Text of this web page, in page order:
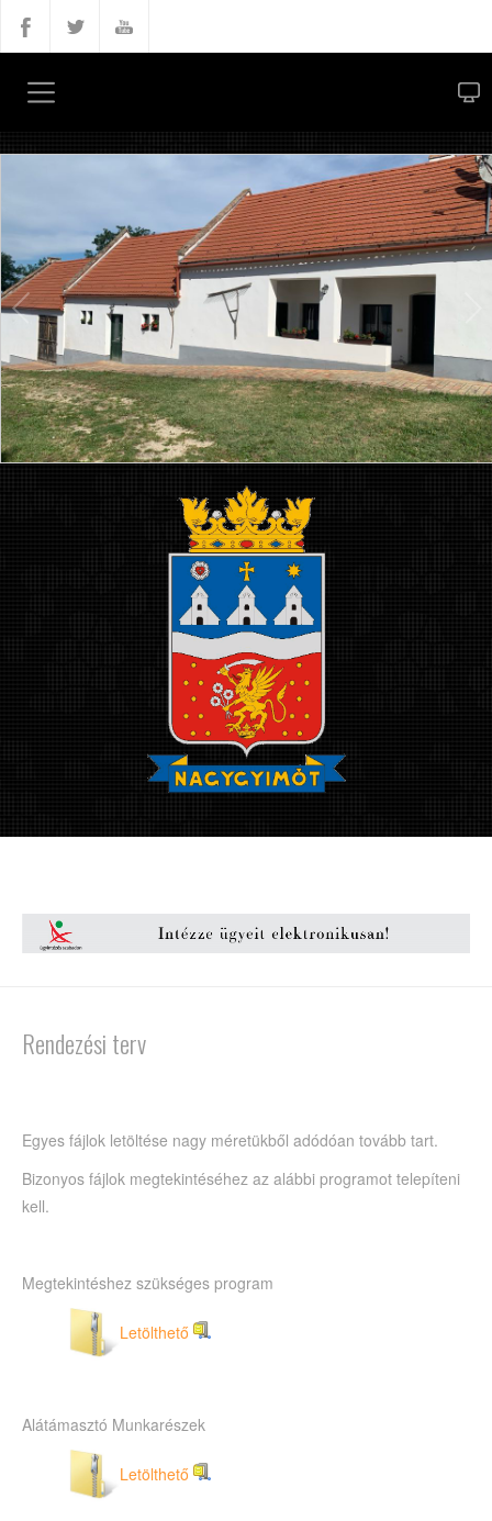
Rendezési terv
Egyes fájlok letöltése nagy méretükből adódóan tovább tart.
Bizonyos fájlok megtekintéséhez az alábbi programot telepíteni
kell.
Megtekintéshez szükséges program
Letölthető
Alátámasztó Munkarészek
Letölthető